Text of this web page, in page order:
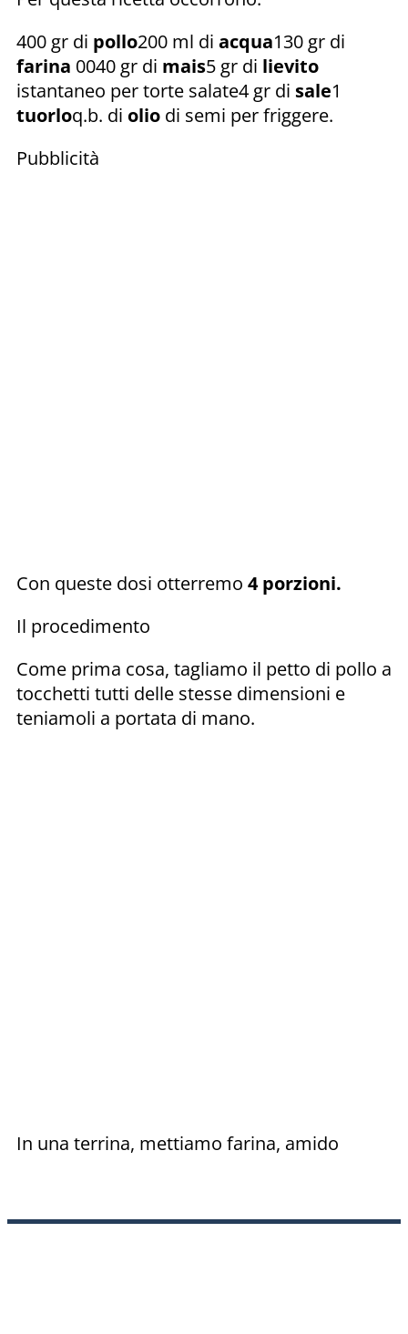
400 gr di pollo200 ml di acqua130 gr di
farina 0040 gr di mais5 gr di lievito
istantaneo per torte salate4 gr di sale1
tuorloq.b. di olio di semi per friggere.
Pubblicità
Con queste dosi otterremo 4 porzioni.
Il procedimento
Come prima cosa, tagliamo il petto di pollo a
tocchetti tutti delle stesse dimensioni e
teniamoli a portata di mano.
In una terrina, mettiamo farina, amido